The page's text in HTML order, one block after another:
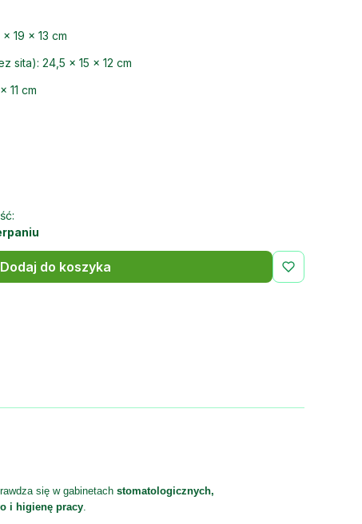
19 × 13 cm
sita): 24,5 × 15 × 12 cm
11 cm
Dodaj do koszyka
się w gabinetach stomatologicznych,
i higienę pracy.